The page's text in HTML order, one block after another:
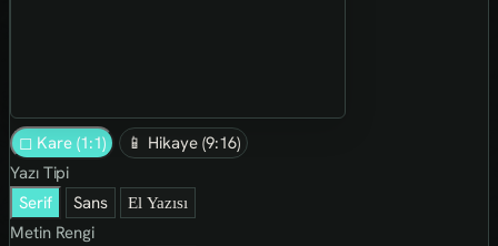
◻ Kare (1:1)
📱 Hikaye (9:16)
Yazı Tipi
Serif
Sans El Yazısı
Metin Rengi